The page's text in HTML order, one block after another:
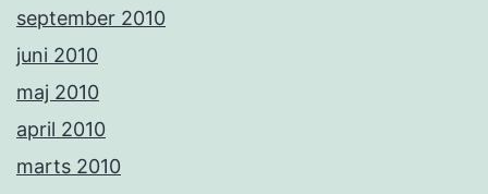
september 2010
juni 2010
maj 2010
april 2010
marts 2010